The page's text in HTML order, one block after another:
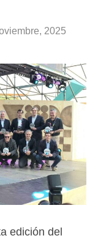
2025
edición del